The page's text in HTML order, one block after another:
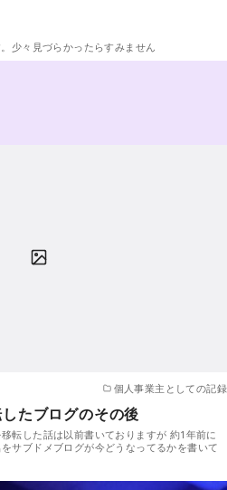
少々見づらかったらすみません
個人事業主としての記録
たブログのその後
転した話は以前書いておりますが 約1年前に
サブドメブログが今どうなってるかを書いて